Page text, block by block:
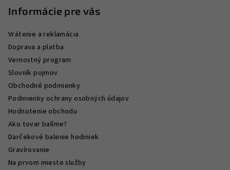
Informácie pre vás
Vrátenie a reklamácia
Doprava a platba
Vernostný program
Slovník pojmov
Obchodné podmienky
Podmienky ochrany osobných údajov
Hodnotenie obchodu
Ako tovar balíme?
Darčekové balenie hodiniek
Gravírovanie
Na prvom mieste služby